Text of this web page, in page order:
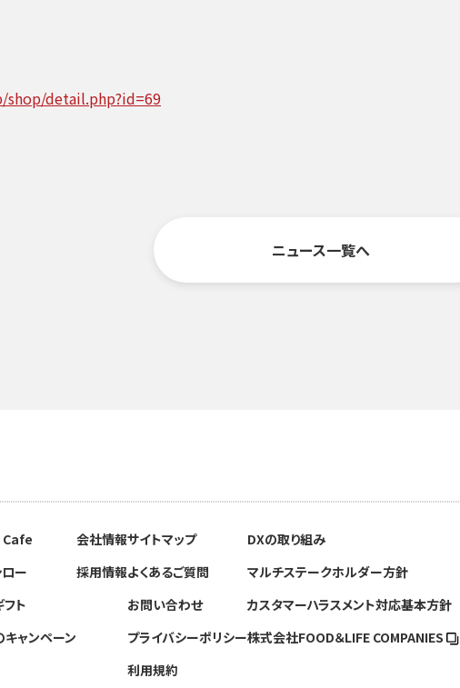
detail.php?id=69
ニュース一覧へ
Cafe
ー
ト
ャンペーン
会社情報
採用情報
サイトマップ
よくあるご質問
お問い合わせ
プライバシーポリシー
利用規約
DXの取り組み
マルチステークホルダー方針
カスタマーハラスメント対応基本方針
株式会社FOOD＆LIFE COMPANIES